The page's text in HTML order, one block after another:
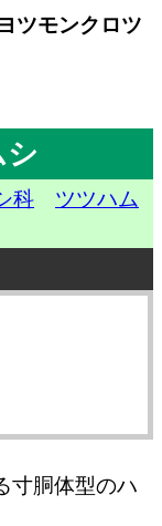
ツモンクロツ
科
ツツハム
寸胴体型のハ